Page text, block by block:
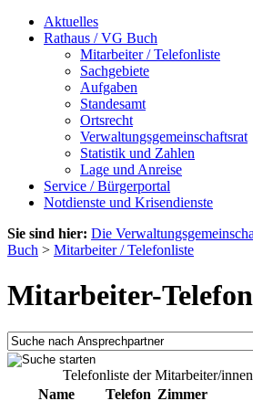
Aktuelles
Rathaus / VG Buch
Mitarbeiter / Telefonliste
Sachgebiete
Aufgaben
Standesamt
Ortsrecht
Verwaltungsgemeinschaftsrat
Statistik und Zahlen
Lage und Anreise
Service / Bürgerportal
Notdienste und Krisendienste
Sie sind hier: Die
Buch > Mitarbeiter / Telefonliste
Mitarbeiter-
Telefonliste der Mitarbeiter/
Name
Telefon Zimmer